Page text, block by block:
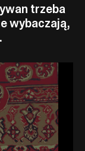
trzeba
wybaczają,